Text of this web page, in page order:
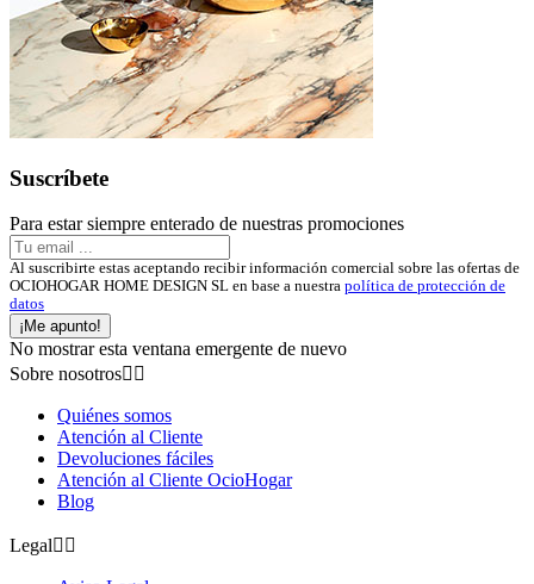
Suscríbete
Para estar siempre enterado de nuestras promociones
Al suscribirte estas aceptando recibir información comercial sobre las ofertas de
OCIOHOGAR HOME DESIGN SL en base a nuestra política de protección de
datos
¡Me apunto!
No mostrar esta ventana emergente de nuevo
Sobre nosotros 
Quiénes somos
Atención al Cliente
Devoluciones fáciles
Atención al Cliente OcioHogar
Blog
Legal 